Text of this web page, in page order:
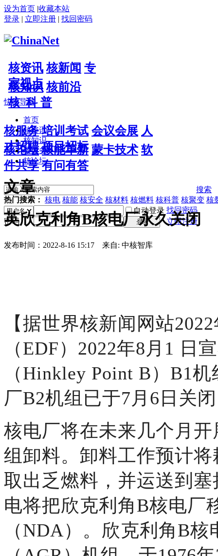
设为首页 |收藏本站
登录 | 立即注册 | 找回密码
核资讯 核新闻 专
家视点
核知识 核前沿
核 科 普
核服务 培训考试 会议会展 人
才招聘 项目招标
核论坛 核能革新 蒙卡技术 软
件共享 有问有答
搜索
热门搜索： 核电 核能 核安全 核材料 核燃料 核科普 核聚变 核
自动登录 找回密码
密码
登录 立即注册
快捷导航
首页
核资讯
核知识
核服务
核论坛
文章
英欣克利角B核电厂永久关闭
发布时间：2022-8-16 15:17 来自: 中核智库
【据世界核新闻网站
（EDF）2022年8月1 日
（Hinkley Point B）B1
厂B2机组已于7月6日关
核电厂将在未来几个月
组卸料。卸料工作预计
取出乏燃料，并运送到
电将把欣克利角B核电厂
（NDA）。欣克利角B